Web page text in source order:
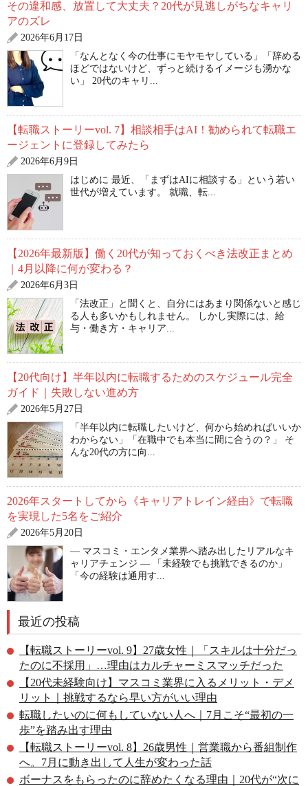
その違和感、放置して大丈夫？20代が見逃しがちなキャリ
アのズレ
2026年6月17日
「なんとなく今の仕事にモヤモヤしている」「辞める
ほどではないけど、ずっと続けるイメージも湧かな
い」 20代のキャリ...
【転職ストーリーvol. 7】相談相手はAI！勧められて転職エ
ージェントに登録してみたら
2026年6月9日
はじめに 最近、「まずはAIに相談する」という若い
世代が増えています。 就職、転...
【2026年最新版】働く20代が知っておくべき法改正まとめ
｜4月以降に何が変わる？
2026年6月3日
「法改正」と聞くと、自分にはあまり関係ないと感じ
る人も多いかもしれません。 しかし実際には、給
与・働き方・キャリア...
【20代向け】半年以内に転職するためのスケジュール完全
ガイド｜失敗しない進め方
2026年5月27日
「半年以内に転職したいけど、何から始めればいいか
わからない」「在職中でも本当に間に合うの？」 そ
んな20代の方に向...
2026年スタートしてから《キャリアトレイン経由》で転職
を実現した5名をご紹介
2026年5月20日
― マスコミ・エンタメ業界へ踏み出したリアルなキ
ャリアチェンジ ― 「未経験でも挑戦できるのか」
「今の経験は通用す...
最近の投稿
【転職ストーリーvol. 9】27歳女性｜「スキルは十分だっ
たのに不採用」…理由はカルチャーミスマッチだった
【20代未経験向け】マスコミ業界に入るメリット・デメ
リット｜挑戦するなら早い方がいい理由
転職したいのに何もしていない人へ｜7月こそ“最初の一
歩”を踏み出す理由
【転職ストーリーvol. 8】26歳男性｜営業職から番組制作
へ。7月に動き出して人生が変わった話
ボーナスをもらったのに辞めたくなる理由｜20代が“次に